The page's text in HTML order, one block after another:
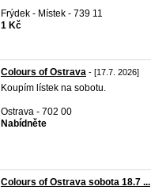
Frýdek - Místek - 739 11
1 Kč
Colours of Ostrava - [17.7. 2026]
Koupím lístek na sobotu.
Ostrava - 702 00
Nabídněte
Colours of Ostrava sobota 18.7 ...